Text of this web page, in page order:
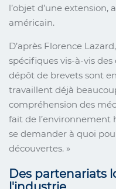
l’objet d’une
américain.
D’après Florence
spécifiques vis-à-vis
dépôt de brevets sont
travaillent déjà
compréhension des
fait de l’environnement
se demander à quoi
découvertes. »
Des partenariats